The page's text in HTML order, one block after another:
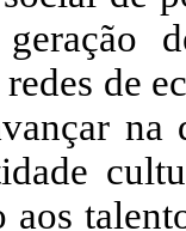
de
na